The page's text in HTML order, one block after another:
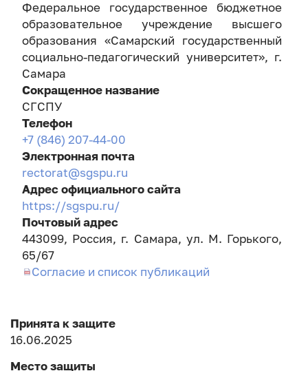
Федеральное государственное бюджетное
образовательное учреждение высшего
образования «Самарский государственный
социально-педагогический университет», г.
Самара
Сокращенное название
СГСПУ
Телефон
+7 (846) 207-44-00
Электронная почта
rectorat@sgspu.ru
Адрес официального сайта
https://sgspu.ru/
Почтовый адрес
443099, Россия, г. Самара, ул. М. Горького,
65/67
Согласие и список публикаций
Принята к защите
16.06.2025
Место защиты